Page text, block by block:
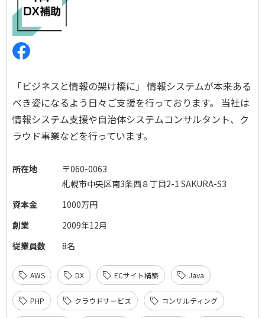
「ビジネスと情報の架け橋に」 情報システムが本来ある
べき姿になるよう日々ご支援を行っております。 当社は
情報システム支援や自治体システムコンサルタント、ク
ラウド事業などを行っています。
所在地
〒060-0063
札幌市中央区南3条西８丁目2-1 SAKURA-S3
資本金
1000万円
創業
2009年12月
従業員数
8名
AWS DX ECサイト構築 Java
PHP クラウドサービス コンサルティング